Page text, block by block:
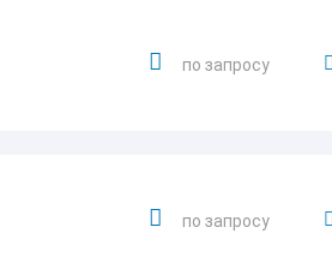
по запросу
по запросу